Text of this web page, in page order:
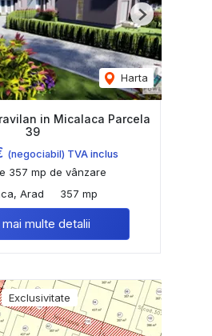
Harta
Next
in Micalaca Parcela
39
(negociabil) TVA inclus
357 mp de vânzare
Arad
357 mp
multe detalii
Exclusivitate